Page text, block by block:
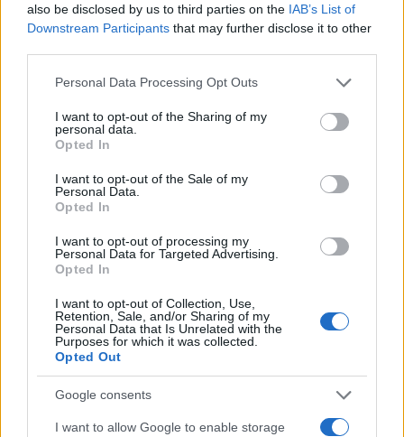
also be disclosed by us to third parties on the IAB’s List of
Downstream Participants that may further disclose it to other
Please note that this website/app uses one or more Google
not limited to your visit or usage behaviour. You may click to
grant or deny consent to Google and its third-party tags to
use your data for below specified purposes in below Google
consent section.
Personal Data Processing Opt Outs
I want to opt-out of the Sharing of my
personal data.
Opted In
I want to opt-out of the Sale of my
Personal Data.
Opted In
I want to opt-out of processing my
Personal Data for Targeted Advertising.
Opted In
I want to opt-out of Collection, Use,
Retention, Sale, and/or Sharing of my
Personal Data that Is Unrelated with the
Purposes for which it was collected.
Opted Out
Google consents
I want to allow Google to enable storage
Puoi effettuare l'accesso andando nella
TEMI: Alessandro Achenza
Angelo Carcangiu
Carrasciali Matrimonio
Carrasciali Timpiesu
Dansoul Tempio
Sussnna Fanti
Inviaci le tue segnalazioni,
i tuoi video e le tue foto
Su WhatsApp al numero +39